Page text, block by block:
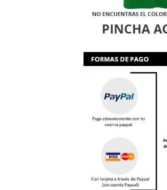
FORMAS DE PAGO